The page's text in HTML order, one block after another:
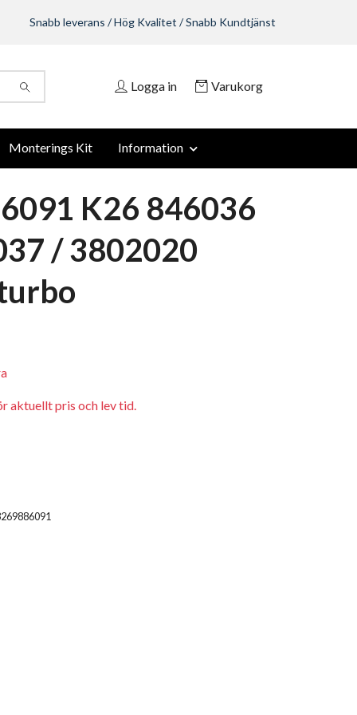
Snabb leverans / Hög Kvalitet / Snabb Kundtjänst
Logga in Varukorg
Monterings Kit Information
K26 846036
/ 3802020
aktuellt pris och lev tid.